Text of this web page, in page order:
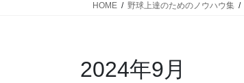
HOME 野球上達のためのノウハウ集
2024年9月